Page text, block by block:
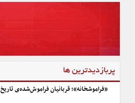
پربازدیدترین ها
«فراموشخانه»؛ قربانیان فراموش‌شده‌ی تاریخ